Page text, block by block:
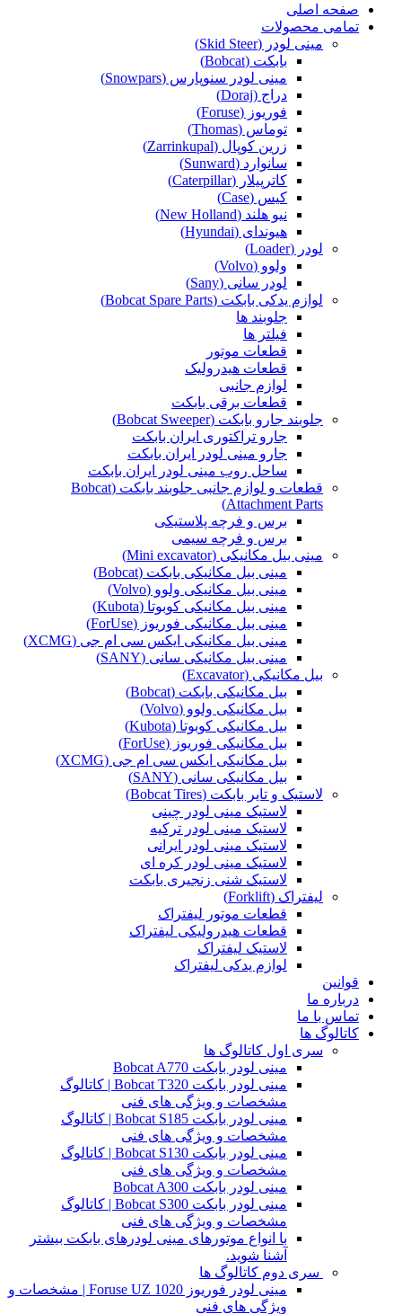
صفحه اصلی
تمامی محصولات
مینی لودر (Skid Steer)
بابکت (Bobcat)
مینی لودر سنوپارس (Snowpars)
دراج (Doraj)
فوریوز (Foruse)
توماس (Thomas)
زرین کوپال (Zarrinkupal)
سانوارد (Sunward)
کاترپیلار (Caterpillar)
کیس (Case)
نیو هلند (New Holland)
هیوندای (Hyundai)
لودر (Loader)
ولوو (Volvo)
لودر سانی (Sany)
لوازم یدکی بابکت (Bobcat Spare Parts)
جلوبند ها
فیلتر ها
قطعات موتور
قطعات هیدرولیک
لوازم جانبی
قطعات برقی بابکت
جلوبند جارو بابکت (Bobcat Sweeper)
جارو تراکتوری ایران بابکت
جارو مینی لودر ایران بابکت
ساحل روب مینی لودر ایران بابکت
قطعات و لوازم جانبی جلوبند بابکت (Bobcat
Attachment Parts)
برس و فرچه پلاستیکی
برس و فرچه سیمی
مینی بیل مکانیکی (Mini excavator)
مینی بیل مکانیکی بابکت (Bobcat)
مینی بیل مکانیکی ولوو (Volvo)
مینی بیل مکانیکی کوبوتا (Kubota)
مینی بیل مکانیکی فوریوز (ForUse)
مینی بیل مکانیکی ایکس سی ام جی (XCMG)
مینی بیل مکانیکی سانی (SANY)
بیل مکانیکی (Excavator)
بیل مکانیکی بابکت (Bobcat)
بیل مکانیکی ولوو (Volvo)
بیل مکانیکی کوبوتا (Kubota)
بیل مکانیکی فوریوز (ForUse)
بیل مکانیکی ایکس سی ام جی (XCMG)
بیل مکانیکی سانی (SANY)
لاستیک و تایر بابکت (Bobcat Tires)
لاستیک مینی لودر چینی
لاستیک مینی لودر ترکیه
لاستیک مینی لودر ایرانی
لاستیک مینی لودر کره ای
لاستیک شنی زنجیری بابکت
لیفتراک (Forklift)
قطعات موتور لیفتراک
قطعات هیدرولیکی لیفتراک
لاستیک لیفتراک
لوازم یدکی لیفتراک
قوانین
درباره ما
تماس با ما
کاتالوگ ها
سری اول کاتالوگ ها
مینی لودر بابکت Bobcat A770
مینی لودر بابکت Bobcat T320 | کاتالوگ
مشخصات و ویژگی های فنی
مینی لودر بابکت Bobcat S185 | کاتالوگ
مشخصات و ویژگی های فنی
مینی لودر بابکت Bobcat S130 | کاتالوگ
مشخصات و ویژگی های فنی
مینی لودر بابکت Bobcat A300
مینی لودر بابکت Bobcat S300 | کاتالوگ
مشخصات و ویژگی های فنی
با انواع موتورهای مینی لودرهای بابکت بیشتر
آشنا شوید.
سری دوم کاتالوگ ها
مینی لودر فوریوز Foruse UZ 1020 | مشخصات و
ویژگی های فنی